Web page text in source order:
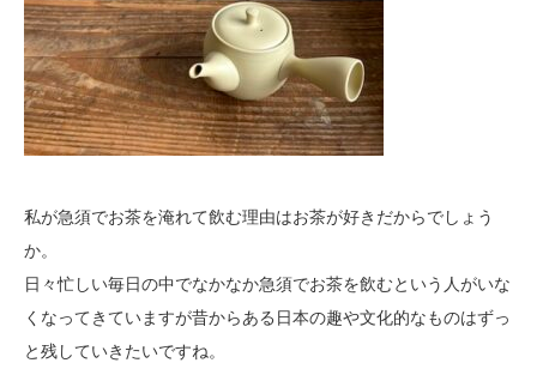
私が急須でお茶を淹れて飲む理由はお茶が好きだからでしょう
か。
日々忙しい毎日の中でなかなか急須でお茶を飲むという人がいな
くなってきていますが昔からある日本の趣や文化的なものはずっ
と残していきたいですね。